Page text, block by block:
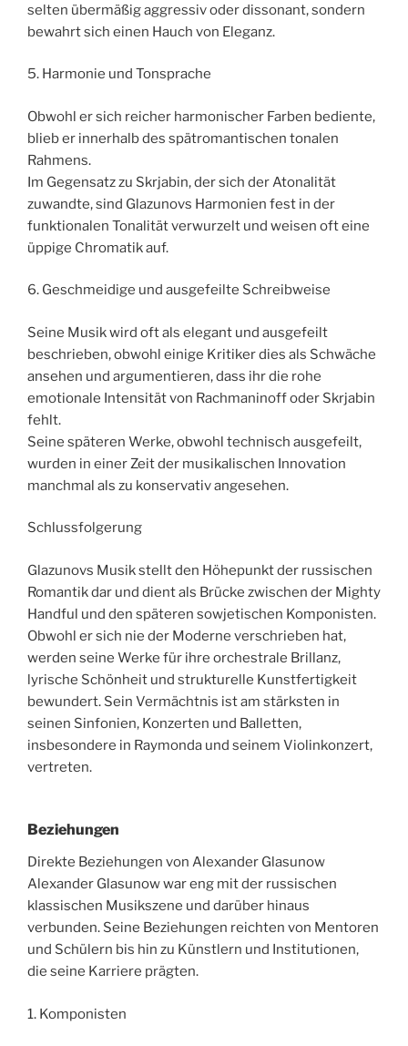
selten übermäßig aggressiv oder dissonant, sondern
bewahrt sich einen Hauch von Eleganz.
5. Harmonie und Tonsprache
Obwohl er sich reicher harmonischer Farben bediente,
blieb er innerhalb des spätromantischen tonalen
Rahmens.
Im Gegensatz zu Skrjabin, der sich der Atonalität
zuwandte, sind Glazunovs Harmonien fest in der
funktionalen Tonalität verwurzelt und weisen oft eine
üppige Chromatik auf.
6. Geschmeidige und ausgefeilte Schreibweise
Seine Musik wird oft als elegant und ausgefeilt
beschrieben, obwohl einige Kritiker dies als Schwäche
ansehen und argumentieren, dass ihr die rohe
emotionale Intensität von Rachmaninoff oder Skrjabin
fehlt.
Seine späteren Werke, obwohl technisch ausgefeilt,
wurden in einer Zeit der musikalischen Innovation
manchmal als zu konservativ angesehen.
Schlussfolgerung
Glazunovs Musik stellt den Höhepunkt der russischen
Romantik dar und dient als Brücke zwischen der Mighty
Handful und den späteren sowjetischen Komponisten.
Obwohl er sich nie der Moderne verschrieben hat,
werden seine Werke für ihre orchestrale Brillanz,
lyrische Schönheit und strukturelle Kunstfertigkeit
bewundert. Sein Vermächtnis ist am stärksten in
seinen Sinfonien, Konzerten und Balletten,
insbesondere in Raymonda und seinem Violinkonzert,
vertreten.
Beziehungen
Direkte Beziehungen von Alexander Glasunow
Alexander Glasunow war eng mit der russischen
klassischen Musikszene und darüber hinaus
verbunden. Seine Beziehungen reichten von Mentoren
und Schülern bis hin zu Künstlern und Institutionen,
die seine Karriere prägten.
1. Komponisten